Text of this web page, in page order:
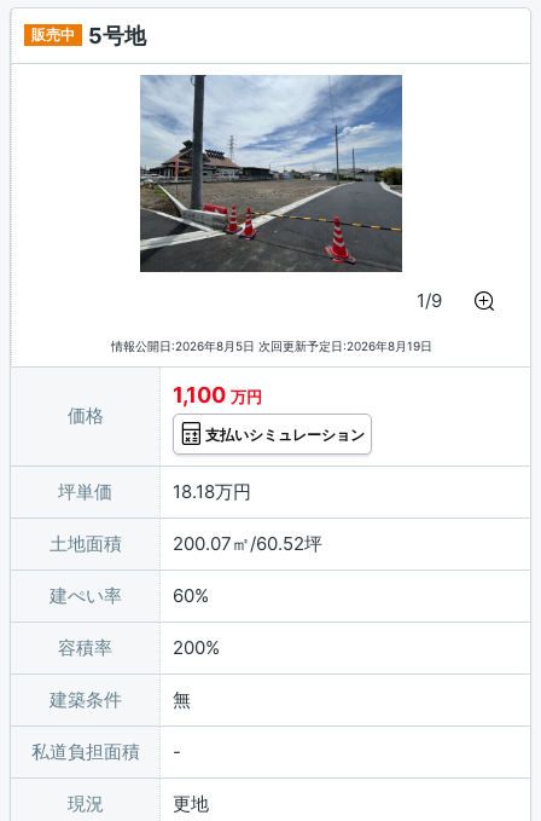
販売中 5号地
1/9
情報公開日:2026年8月5日 次回更新予定日:2026年8月19日
価格
1,100 万円
支払いシミュレーション
坪単価 18.18万円
土地面積 200.07㎡/60.52坪
建ぺい率 60%
容積率 200%
建築条件 無
私道負担面積
現況 更地